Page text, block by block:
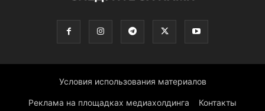
Условия использования материалов
Реклама на площадках медиахолдинга Контакты